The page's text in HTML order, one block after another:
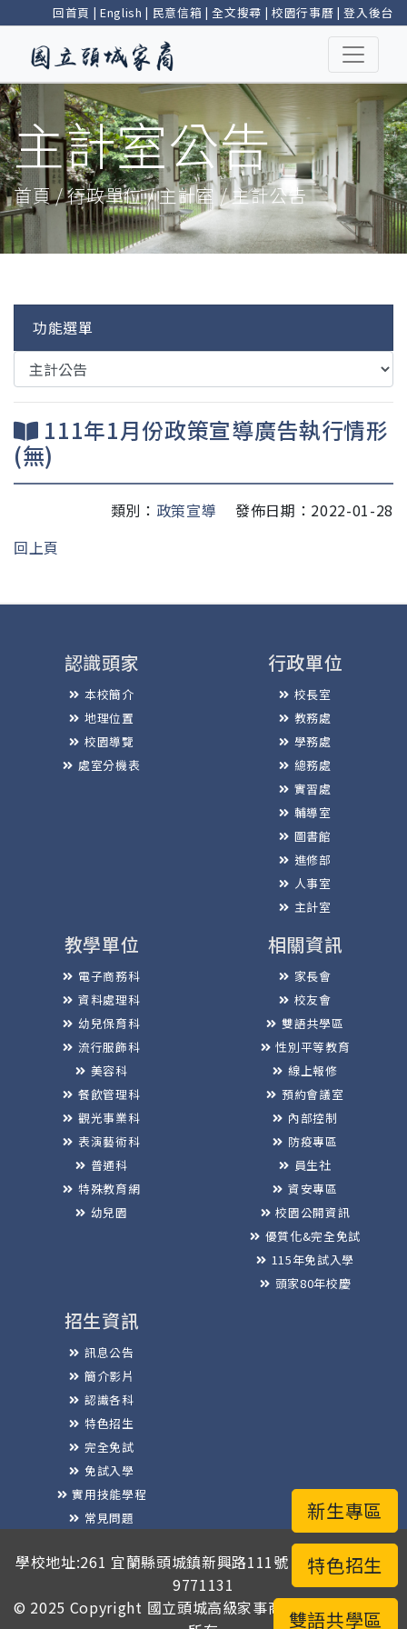
回首頁 | English | 民意信箱 |全文搜尋 | 校園行事曆 |登入後台
主計室公告
首頁 / 行政單位 / 主計室 / 主計公告
功能選單
111年1月份政策宣導廣告執行情形
(無)
類別： 政策宣導
發佈日期：2022-01-28
回上頁
雙語共學區
特色招生
新生專區
認識頭家
本校簡介
地理位置
校園導覽
處室分機表
行政單位
校長室
教務處
學務處
總務處
實習處
輔導室
圖書館
進修部
人事室
主計室
教學單位
電子商務科
資料處理科
幼兒保育科
流行服飾科
美容科
餐飲管理科
觀光事業科
表演藝術科
普通科
特殊教育網
幼兒園
相關資訊
家長會
校友會
雙語共學區
性別平等教育
線上報修
預約會議室
內部控制
防疫專區
員生社
資安專區
校園公開資訊
優質化&完全免試
115年免試入學
頭家80年校慶
招生資訊
訊息公告
簡介影片
認識各科
特色招生
完全免試
免試入學
實用技能學程
常見問題
學校地址:261 宜蘭縣頭城鎮新興路111號 / 電話總機:03-
9771131
© 2025 Copyright 國立頭城高級家事商業職業學校版權